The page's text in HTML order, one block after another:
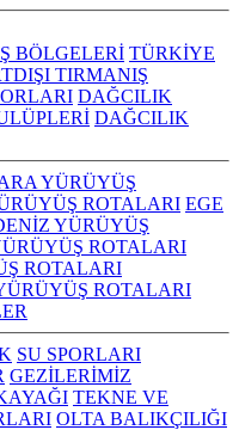
BÖLGELERİ TÜRKİYE
TIRMANIŞ
DAĞCILIK
DAĞCILIK
YÜRÜYÜŞ
ROTALARI EGE
YÜRÜYÜŞ
ROTALARI
ROTALARI
ROTALARI
SU SPORLARI
GEZİLERİMİZ
TEKNE VE
OLTA BALIKÇILIĞI